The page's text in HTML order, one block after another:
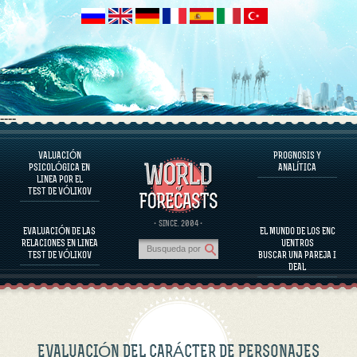
----
VALUACIÓN
PSICOLÓGICA EN
LINEA POR EL
TEST DE VÓLIKOV
EVALUACIÓN DE LAS
RELACIONES EN LINEA
TEST DE VÓLIKOV
· SINCE. 2004 ·
PROGNOSIS Y
ANALÍTICA
EL MUNDO DE LOS ENC
UENTROS
BUSCAR UNA PAREJA I
DEAL
EL PROGRAMA
EVALUAR EL CARÁCTER
EVALUACIÓN DEL CARÁCTER DE PERSONAJES FAMOSOS
EL PROGRAMA
EVALUAR LA COMPATIBILIDAD DE LA PAREJA
PROGNOSIS Y ANALÍTICA
EVALUACIÓN DEL CARÁCTER DE PERSONAJES